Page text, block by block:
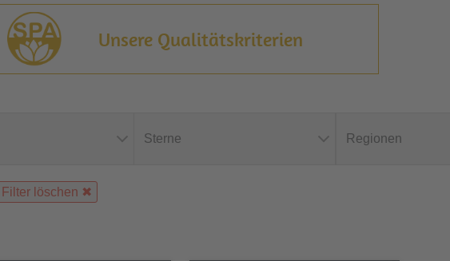
Unsere Qualitätskriterien
Sterne Regionen
Filter löschen